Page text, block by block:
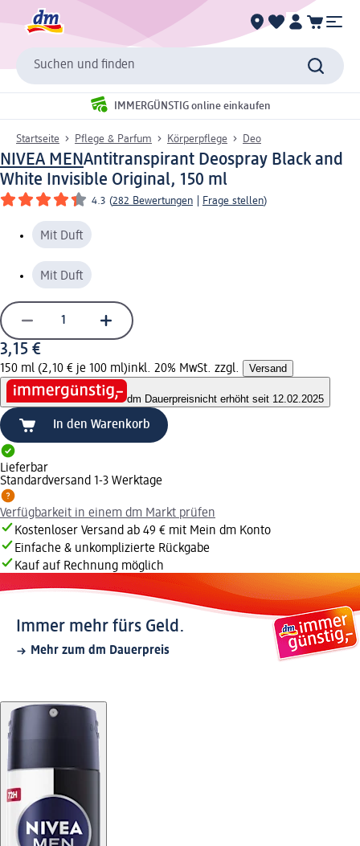
Suchen und finden
IMMERGÜNSTIG online einkaufen
Startseite Pflege & Parfum Körperpflege Deo
NIVEA MENAntitranspirant Deospray Black and
White Invisible Original, 150 ml
4.3 (282 Bewertungen Frage stellen)
Mit Duft
Mit Duft
3,15 €
150 ml (2,10 € je 100 ml)inkl. 20% MwSt. zzgl. Versand
dm Dauerpreisnicht erhöht seit 12.02.2025
In den Warenkorb
Lieferbar
Standardversand 1-3 Werktage
Verfügbarkeit in einem dm Markt prüfen
Kostenloser Versand ab 49 € mit Mein dm Konto
Einfache & unkomplizierte Rückgabe
Kauf auf Rechnung möglich
Immer mehr fürs Geld.
Mehr zum dm Dauerpreis